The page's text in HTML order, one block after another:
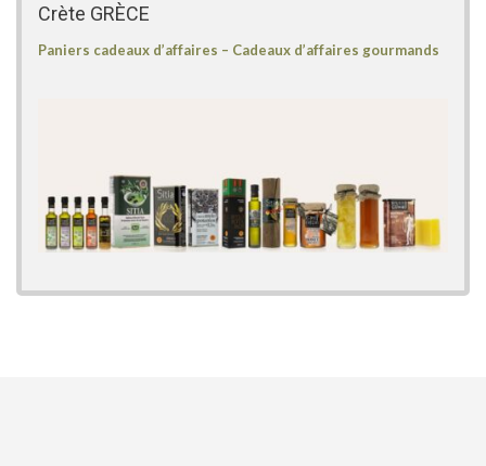
Crète GRÈCE
Paniers cadeaux d’affaires – Cadeaux d’affaires gourmands